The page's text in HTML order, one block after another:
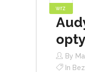
wrz
By
In